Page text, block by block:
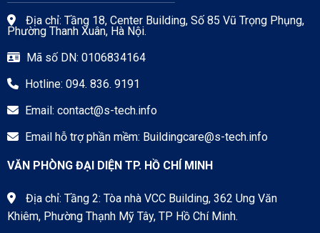
Địa chỉ: Tầng 18, Center Building, Số 85 Vũ Trọng Phụng,
Phường Thanh Xuân, Hà Nội.
Mã số DN: 0106834164
Hotline: 094. 836. 9191
Email: contact@s-tech.info
Email hỗ trợ phần mềm: Buildingcare@s-tech.info
VĂN PHÒNG ĐẠI DIỆN TP. HỒ CHÍ MINH
Địa chỉ: Tầng 2: Tòa nhà VCC Building, 362 Ung Văn
Khiêm, Phường Thạnh Mỹ Tây, TP Hồ Chí Minh.